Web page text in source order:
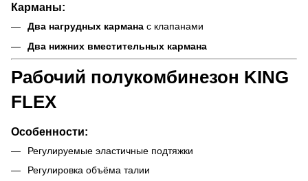
Карманы:
Два нагрудных кармана с клапанами
Два нижних вместительных кармана
Рабочий полукомбинезон KING
FLEX
Особенности:
Регулируемые эластичные подтяжки
Регулировка объёма талии